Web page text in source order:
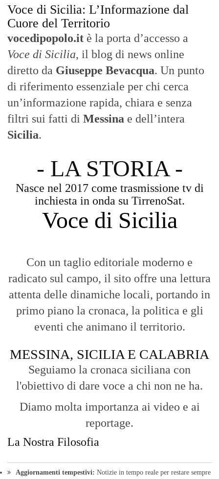
Voce di Sicilia: L’Informazione dal
Cuore del Territorio
vocedipopolo.it è la porta d’accesso a
Voce di Sicilia, il blog di news online
diretto da Giuseppe Bevacqua. Un punto
di riferimento essenziale per chi cerca
un’informazione rapida, chiara e senza
filtri sui fatti di Messina e dell’intera
Sicilia.
- LA STORIA -
Nasce nel 2017 come trasmissione tv di
inchiesta in onda su TirrenoSat.
Voce di Sicilia
Con un taglio editoriale moderno e
radicato sul campo, il sito offre una lettura
attenta delle dinamiche locali, portando in
primo piano la cronaca, la politica e gli
eventi che animano il territorio.
MESSINA, SICILIA E CALABRIA
Seguiamo la cronaca siciliana con
l'obiettivo di dare voce a chi non ne ha.
Diamo molta importanza ai video e ai
reportage.
La Nostra Filosofia
Aggiornamenti tempestivi: Notizie in tempo reale per restare sempre